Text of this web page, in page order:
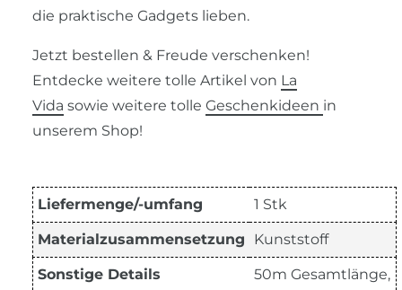
die praktische Gadgets lieben.
Jetzt bestellen & Freude verschenken!
Entdecke weitere tolle Artikel von La
Vida sowie weitere tolle Geschenkideen in
unserem Shop!
Liefermenge/-umfang 1 Stk
Materialzusammensetzung Kunststoff
Sonstige Details 50m Gesamtlänge,